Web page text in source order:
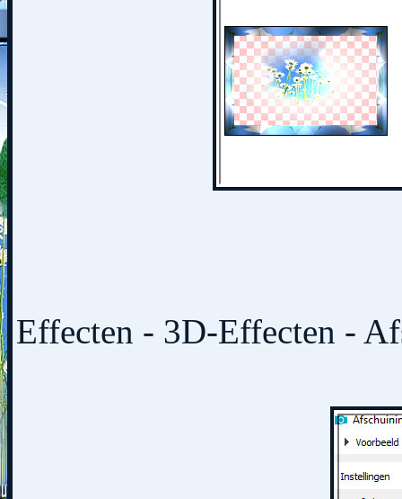
Effecten - 3D-Effecten -